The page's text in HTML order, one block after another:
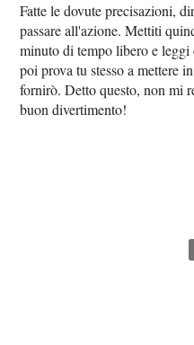
Fatte le dovute precisazioni,
passare all'azione. Mettiti
minuto di tempo libero e
poi prova tu stesso a mettere
fornirò. Detto questo, non mi
buon divertimento!